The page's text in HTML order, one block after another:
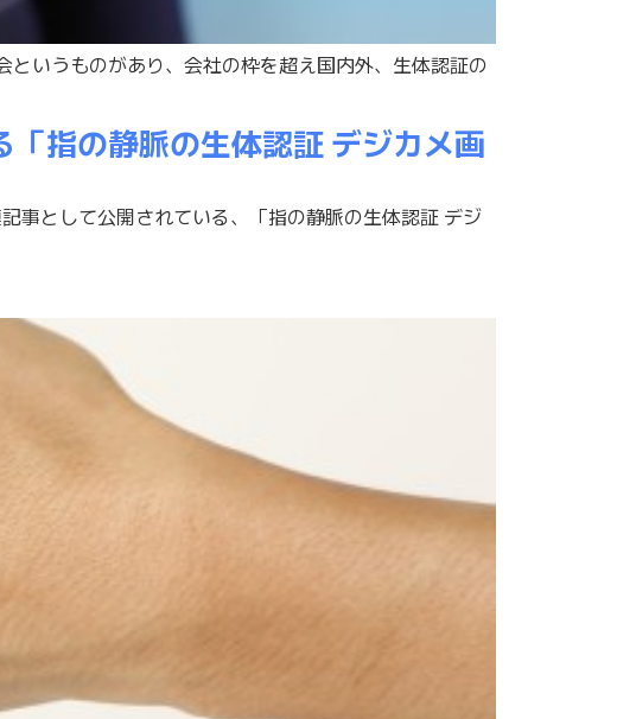
というものがあり、会社の枠を超え国内外、生体認証の
指の静脈の生体認証 デジカメ画
事として公開されている、「指の静脈の生体認証 デジ